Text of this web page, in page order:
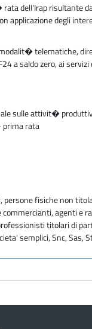
delI'Irap risultante
applicazione degli
telematiche,
a saldo zero, ai
sulle attivit�
prima rata
persone fisiche non
agenti e
titolari di
semplici, Snc, Sas,